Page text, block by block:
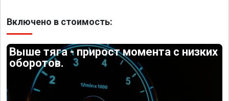
Включено в стоимость:
Выше тяга - прирост момента с низких
оборотов.